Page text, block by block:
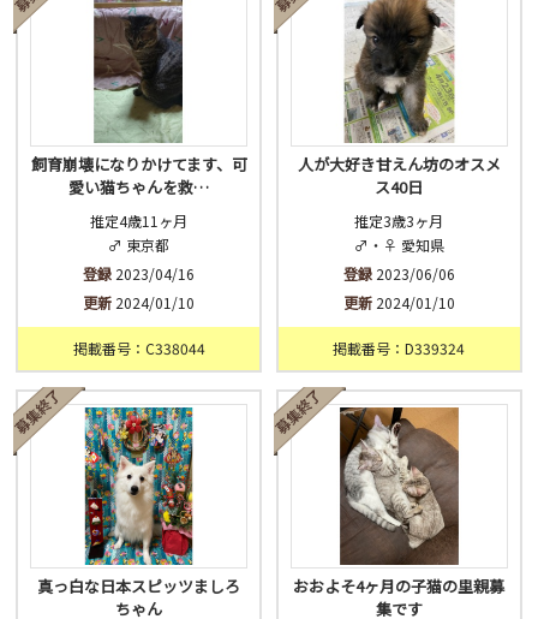
飼育崩壊になりかけてます、可
愛い猫ちゃんを救…
推定4歳11ヶ月
♂ 東京都
登録 2023/04/16
更新 2024/01/10
掲載番号：C338044
人が大好き甘えん坊のオスメ
ス40日
推定3歳3ヶ月
♂・♀ 愛知県
登録2023/06/06
更新2024/01/10
掲載番号：D339324
真っ白な日本スピッツましろ
ちゃん
おおよそ4ヶ月の子猫の里親募
集です